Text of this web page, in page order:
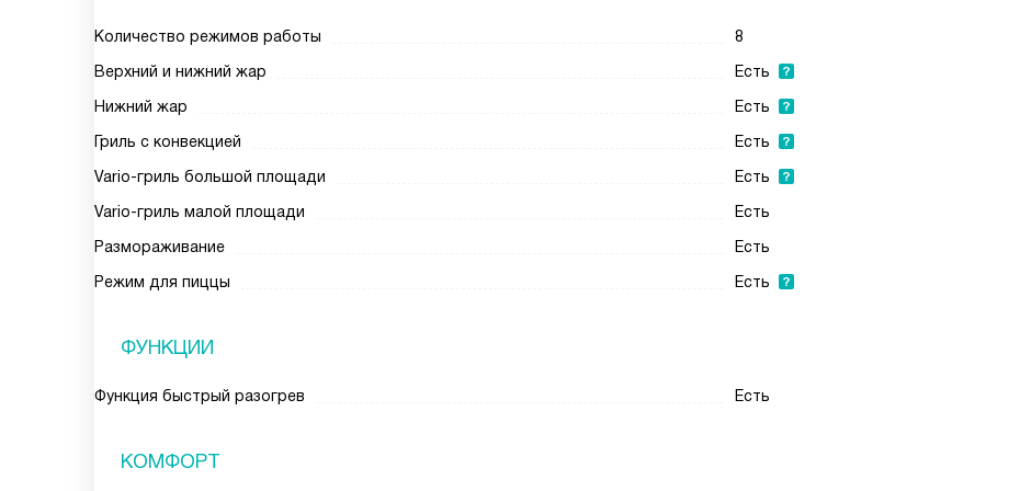
Количество режимов работы
8
Верхний и нижний жар
Есть
Нижний жар
Есть
Гриль с конвекцией
Есть
Vario-гриль большой площади
Есть
Vario-гриль малой площади
Есть
Размораживание
Есть
Режим для пиццы
Есть
ФУНКЦИИ
Функция быстрый разогрев Есть
КОМФОРТ